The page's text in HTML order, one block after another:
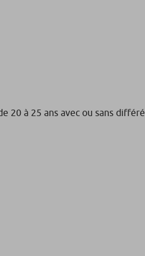
20 à 25 ans avec ou sans différé